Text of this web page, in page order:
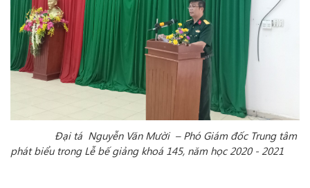
Đại tá Nguyễn Văn Mười – Phó Giám đốc Trung tâm
phát biểu trong Lễ bế giảng khoá 145, năm học 2020 - 2021